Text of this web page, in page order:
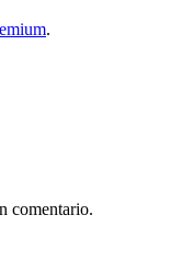
.
comentario.